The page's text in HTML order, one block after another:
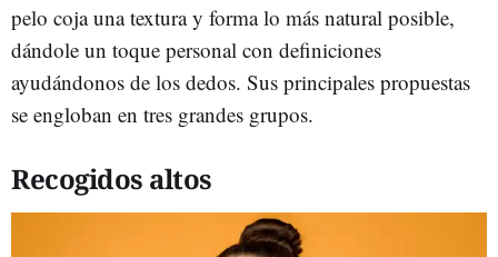
pelo coja una textura y forma lo más natural posible,
dándole un toque personal con definiciones
ayudándonos de los dedos. Sus principales propuestas
se engloban en tres grandes grupos.
Recogidos altos